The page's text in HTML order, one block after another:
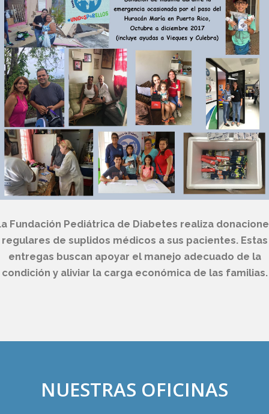
Fundación Pediátrica de Diabetes realiza
regulares de suplidos médicos a sus pacientes. Estas
entregas buscan apoyar el manejo adecuado de la
condición y aliviar la carga económica de las familias.
NUESTRAS OFICINAS